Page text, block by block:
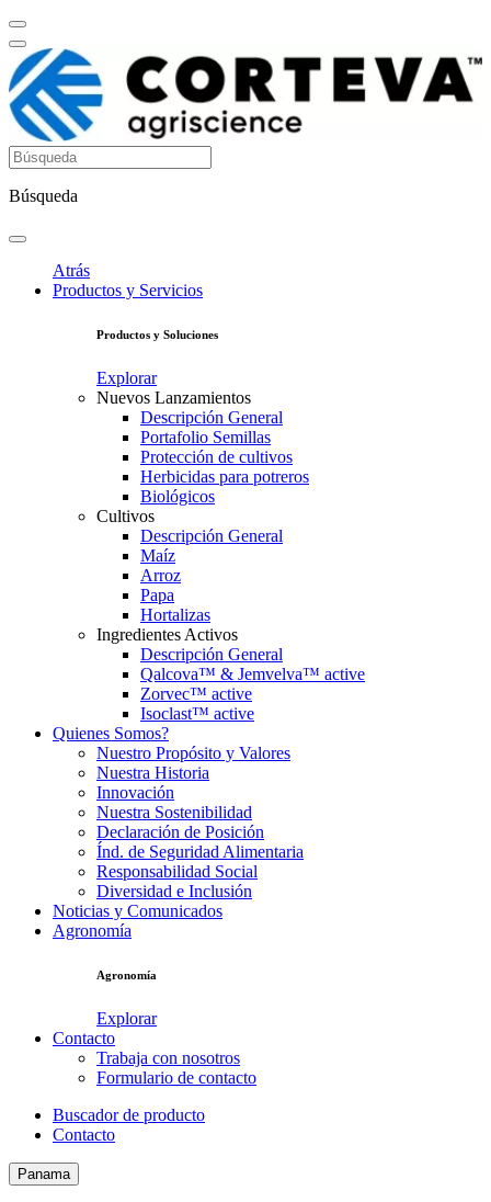
Búsqueda
Atrás
Productos y Servicios
Productos y Soluciones
Explorar
Nuevos Lanzamientos
Descripción General
Portafolio Semillas
Protección de cultivos
Herbicidas para potreros
Biológicos
Cultivos
Descripción General
Maíz
Arroz
Papa
Hortalizas
Ingredientes Activos
Descripción General
Qalcova™ & Jemvelva™ active
Zorvec™ active
Isoclast™ active
Quienes Somos?
Nuestro Propósito y Valores
Nuestra Historia
Innovación
Nuestra Sostenibilidad
Declaración de Posición
Índ. de Seguridad Alimentaria
Responsabilidad Social
Diversidad e Inclusión
Noticias y Comunicados
Agronomía
Agronomía
Explorar
Contacto
Trabaja con nosotros
Formulario de contacto
Buscador de producto
Contacto
Panama